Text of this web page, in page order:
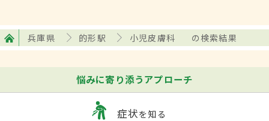
兵庫県 的形駅 小児皮膚科 の検索結果
悩みに寄り添うアプローチ
症状を知る